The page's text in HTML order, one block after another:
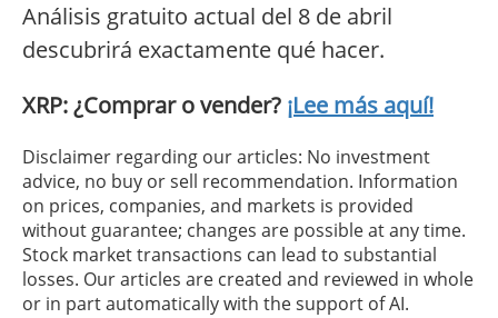
Análisis gratuito actual del 8 de abril
descubrirá exactamente qué hacer.
XRP: ¿Comprar o vender? ¡Lee más aquí!
Disclaimer regarding our articles: No investment
advice, no buy or sell recommendation. Information
on prices, companies, and markets is provided
without guarantee; changes are possible at any time.
Stock market transactions can lead to substantial
losses. Our articles are created and reviewed in whole
or in part automatically with the support of AI.